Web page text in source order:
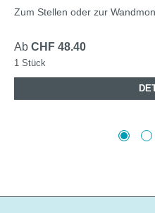
Zum Stellen oder zur
Ab CHF 48.40
1 Stück